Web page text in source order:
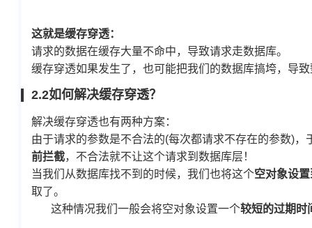
这就是缓存穿透：
请求的数据在缓存大量不命中，导致请求走数据库。
缓存穿透如果发生了，也可能把我们的数据库搞垮，导
2.2如何解决缓存穿透？
解决缓存穿透也有两种方案：
由于请求的参数是不合法的(每次都请求不存在的参数)
前拦截，不合法就不让这个请求到数据库层！
当我们从数据库找不到的时候，我们也将这个空对象设
取了。
这种情况我们一般会将空对象设置一个较短的过期时